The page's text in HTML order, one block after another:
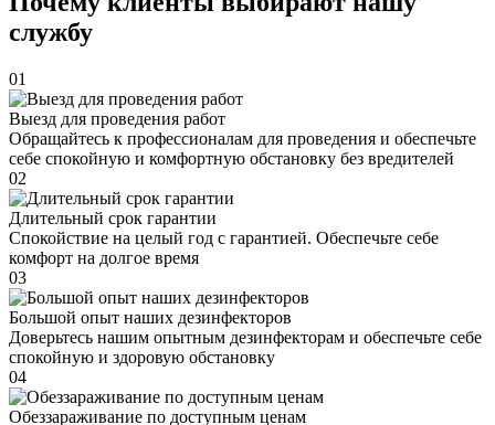
службу
01
Выезд для проведения работ
Обращайтесь к профессионалам для проведения и обеспечьте
себе спокойную и комфортную обстановку без вредителей
02
Длительный срок гарантии
Спокойствие на целый год с гарантией. Обеспечьте себе
комфорт на долгое время
03
Большой опыт наших дезинфекторов
Доверьтесь нашим опытным дезинфекторам и обеспечьте себе
спокойную и здоровую обстановку
04
Обеззараживание по доступным ценам